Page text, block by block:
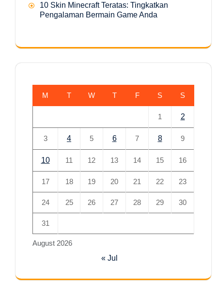
10 Skin Minecraft Teratas: Tingkatkan
Pengalaman Bermain Game Anda
August 2026
M T W T F S S
1 2
3 4 5 6 7 8 9
10 11 12 13 14 15 16
17 18 19 20 21 22 23
24 25 26 27 28 29 30
31
« Jul